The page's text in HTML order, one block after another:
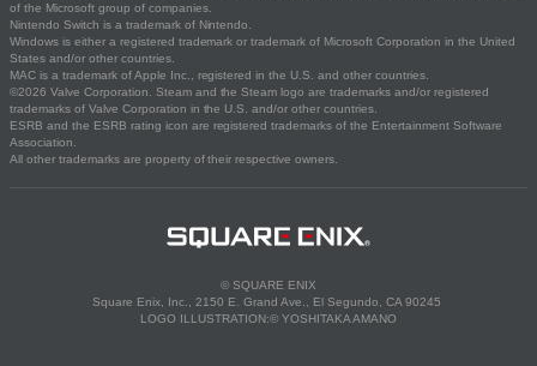
of the Microsoft group of companies.
Nintendo Switch is a trademark of Nintendo.
Windows is either a registered trademark or trademark of Microsoft Corporation in the United
States and/or other countries.
MAC is a trademark of Apple Inc., registered in the U.S. and other countries.
©2026 Valve Corporation. Steam and the Steam logo are trademarks and/or registered
trademarks of Valve Corporation in the U.S. and/or other countries.
ESRB and the ESRB rating icon are registered trademarks of the Entertainment Software
Association.
All other trademarks are property of their respective owners.
© SQUARE ENIX
Square Enix, Inc., 2150 E. Grand Ave., El Segundo, CA 90245
LOGO ILLUSTRATION:© YOSHITAKA AMANO